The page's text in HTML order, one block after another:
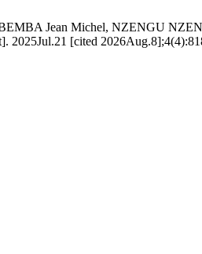
Jean Michel, NZENGU
2025Jul.21 [cited